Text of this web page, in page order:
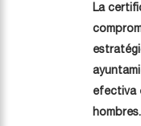
La
efectiva
hombres.